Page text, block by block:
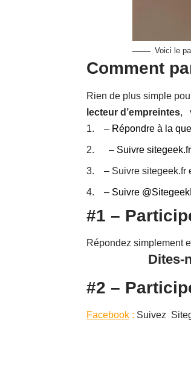
Voici le
Comment
Rien de plus simple
lecteur d’empreintes,
– Répondre à la
– Suivre sitegeek.fr
– Suivre sitegeek.fr
– Suivre
#1 –
Répondez simplement
Dites-
#2 –
Facebook : Suivez